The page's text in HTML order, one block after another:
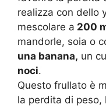
realizza con dello
mescolare a 200
mandorle, soia o
una banana, un
noci.
Questo frullato è
la perdita di peso,